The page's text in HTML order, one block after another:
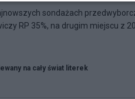
sondażach
RP 35%, na drugim miejscu z
na cały świat literek